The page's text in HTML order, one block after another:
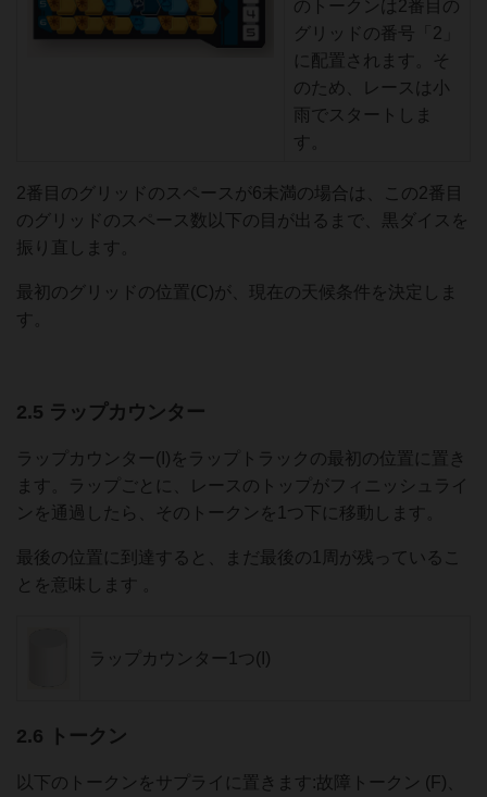
のトークンは2番目の
グリッドの番号「2」
に配置されます。そ
のため、レースは小
雨でスタートしま
す。
2番目のグリッドのスペースが6未満の場合は、この2番目
のグリッドのスペース数以下の目が出るまで、黒ダイスを
振り直します。
最初のグリッドの位置(C)が、現在の天候条件を決定しま
す。
2.5 ラップカウンター
ラップカウンター(I)をラップトラックの最初の位置に置き
ます。ラップごとに、レースのトップがフィニッシュライ
ンを通過したら、そのトークンを1つ下に移動します。
最後の位置に到達すると、まだ最後の1周が残っているこ
とを意味します 。
ラップカウンター1つ(I)
2.6 トークン
以下のトークンをサプライに置きます:故障トークン (F)、